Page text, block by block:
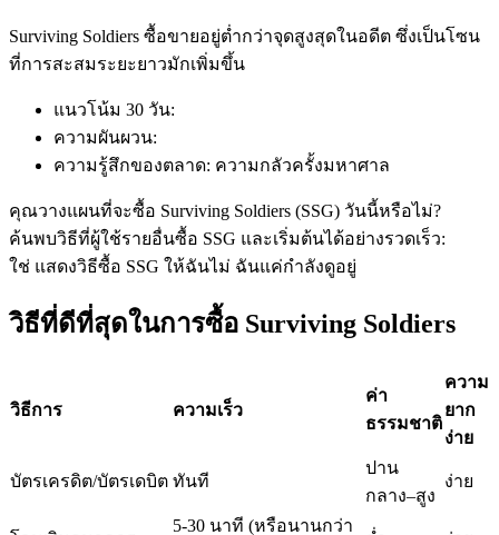
ฟิวเจอร์ส USDC
ฟิวเจอร์สที่ใช้ USDC เป็นหลักประกัน
เข้าร่วมกับเทรดเดอร์ชั้นนำ
Surviving Soldiers ซื้อขายอยู่ต่ำกว่าจุดสูงสุดในอดีต ซึ่งเป็นโซน
ที่การสะสมระยะยาวมักเพิ่มขึ้น
แนวโน้ม 30 วัน:
ความผันผวน:
ความรู้สึกของตลาด: ความกลัวครั้งมหาศาล
คุณวางแผนที่จะซื้อ Surviving Soldiers (SSG) วันนี้หรือไม่?
ค้นพบวิธีที่ผู้ใช้รายอื่นซื้อ SSG และเริ่มต้นได้อย่างรวดเร็ว:
ใช่ แสดงวิธีซื้อ SSG ให้ฉันไม่ ฉันแค่กำลังดูอยู่
วิธีที่ดีที่สุดในการซื้อ Surviving Soldiers
วิธีการ ความเร็ว
ค่า
ธรรมชาติ
ความ
ยาก
ง่าย
บัตรเครดิต/บัตรเดบิต ทันที
ปาน
กลาง–สูง
ง่าย
5-30 นาที (หรือนานกว่า